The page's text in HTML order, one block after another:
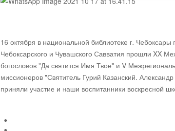
16 октября в национальной библиотеке г.
Чебоксарского и Чувашского Савватия прошли XX
богословов "Да святится Имя Твое" и V
миссионеров "Святитель Гурий Казанский.
приняли участие и наши воспитанники